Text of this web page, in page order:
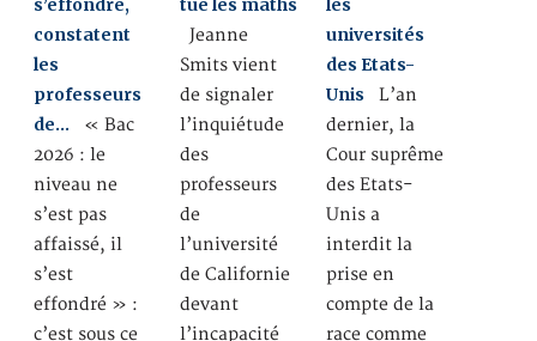
s’effondre,
constatent
les
professeurs
de… « Bac
2026 : le
niveau ne
s’est pas
affaissé, il
s’est
effondré » :
c’est sous ce
tue les maths
Jeanne
Smits vient
de signaler
l’inquiétude
des
professeurs
de
l’université
de Californie
devant
l’incapacité
les
universités
des Etats-
Unis L’an
dernier, la
Cour suprême
des Etats-
Unis a
interdit la
prise en
compte de la
race comme